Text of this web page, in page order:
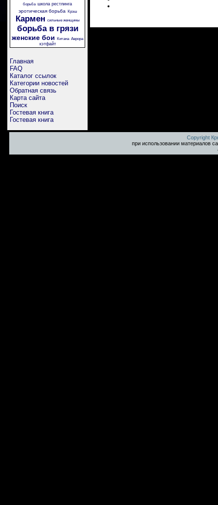
борьба школа рестлинга
эротическая борьба Крэш
Кармен сильные женщины
борьба в грязи
женские бои Китана Аврора
кэтфайт
Главная
FAQ
Каталог ссылок
Категории новостей
Обратная связь
Карта сайта
Поиск
Гостевая книга
Гостевая книга
Copyright
при использовании материалов